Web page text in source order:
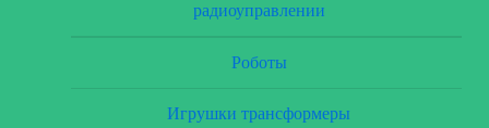
радиоуправлении
Роботы
Игрушки трансформеры